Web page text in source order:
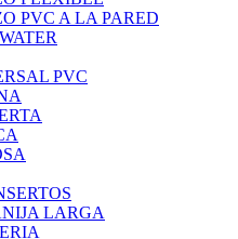
PVC A LA PARED
PVC
LARGA